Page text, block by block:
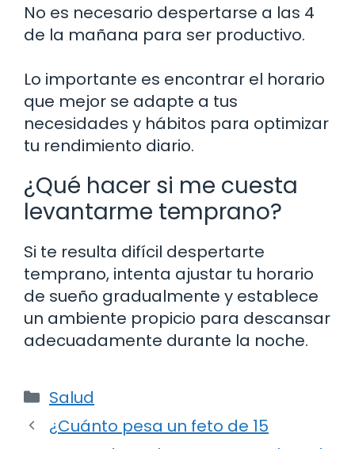
No es necesario despertarse a las 4
de la mañana para ser productivo.
Lo importante es encontrar el horario
que mejor se adapte a tus
necesidades y hábitos para optimizar
tu rendimiento diario.
¿Qué hacer si me cuesta
levantarme temprano?
Si te resulta difícil despertarte
temprano, intenta ajustar tu horario
de sueño gradualmente y establece
un ambiente propicio para descansar
adecuadamente durante la noche.
Categorías
Salud
¿Cuánto pesa un feto de 15